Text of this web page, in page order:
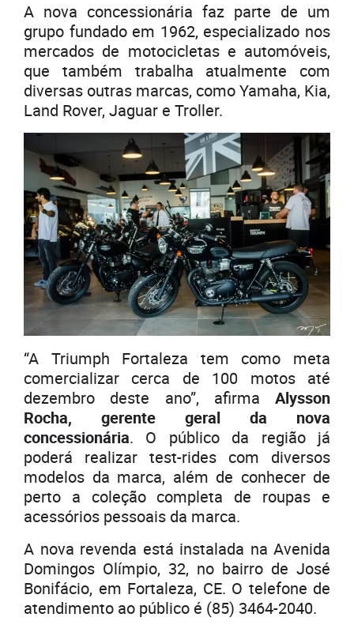
A nova concessionária faz parte de um
grupo fundado em 1962, especializado nos
mercados de motocicletas e automóveis,
que também trabalha atualmente com
diversas outras marcas, como Yamaha, Kia,
Land Rover, Jaguar e Troller.
“A Triumph Fortaleza tem como meta
comercializar cerca de 100 motos até
dezembro deste ano”, afirma Alysson
Rocha, gerente geral da nova
concessionária. O público da região já
poderá realizar test-rides com diversos
modelos da marca, além de conhecer de
perto a coleção completa de roupas e
acessórios pessoais da marca.
A nova revenda está instalada na Avenida
Domingos Olímpio, 32, no bairro de José
Bonifácio, em Fortaleza, CE. O telefone de
atendimento ao público é (85) 3464-2040.